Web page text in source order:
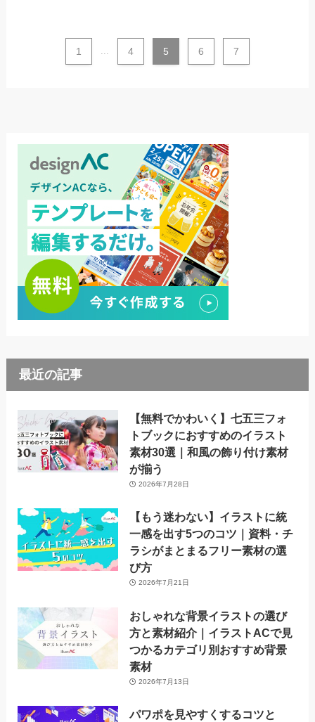
1 ... 4 5 6 7
最近の記事
【無料でかわいく】七五三フォ
トブックにおすすめのイラスト
素材30選｜和風の飾り付け素材
が揃う
2026年7月28日
【もう迷わない】イラストに統
一感を出す5つのコツ｜資料・チ
ラシがまとまるフリー素材の選
び方
2026年7月21日
おしゃれな背景イラストの選び
方と素材紹介｜イラストACで見
つかるカテゴリ別おすすめ背景
素材
2026年7月13日
パワポを見やすくするコツと